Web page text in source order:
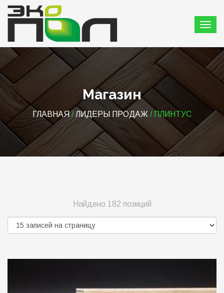
Магазин
ГЛАВНАЯ/ЛИДЕРЫ ПРОДАЖ / ПЛИНТУС
Найдено 182 позиций